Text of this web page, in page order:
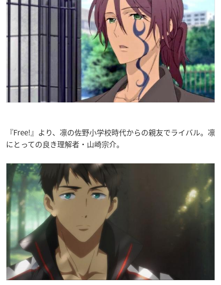
『Free!』より、凛の佐野小学校時代からの親友でライバル。凛
にとっての良き理解者・山崎宗介。